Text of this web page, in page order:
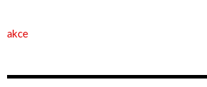
akce